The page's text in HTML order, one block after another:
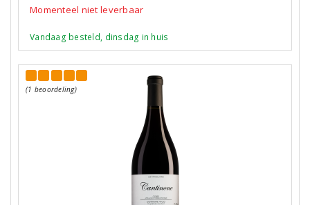
Momenteel niet leverbaar
Vandaag besteld, dinsdag in huis
(1 beoordeling)